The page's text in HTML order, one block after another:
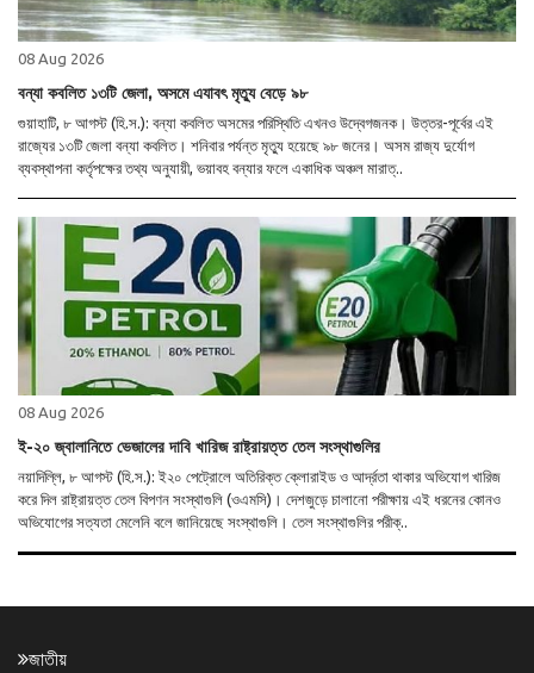
08 Aug 2026
বন্যা কবলিত ১৩টি জেলা, অসমে এযাবৎ মৃত্যু বেড়ে ৯৮
গুয়াহাটি, ৮ আগস্ট (হি.স.): বন্যা কবলিত অসমের পরিস্থিতি এখনও উদ্বেগজনক। উত্তর-পূর্বের এই
রাজ্যের ১৩টি জেলা বন্যা কবলিত। শনিবার পর্যন্ত মৃত্যু হয়েছে ৯৮ জনের। অসম রাজ্য দুর্যোগ
ব্যবস্থাপনা কর্তৃপক্ষের তথ্য অনুযায়ী, ভয়াবহ বন্যার ফলে একাধিক অঞ্চল মারাত্..
08 Aug 2026
ই-২০ জ্বালানিতে ভেজালের দাবি খারিজ রাষ্ট্রায়ত্ত তেল সংস্থাগুলির
নয়াদিল্লি, ৮ আগস্ট (হি.স.): ই২০ পেট্রোলে অতিরিক্ত ক্লোরাইড ও আর্দ্রতা থাকার অভিযোগ খারিজ
করে দিল রাষ্ট্রায়ত্ত তেল বিপণন সংস্থাগুলি (ওএমসি)। দেশজুড়ে চালানো পরীক্ষায় এই ধরনের কোনও
অভিযোগের সত্যতা মেলেনি বলে জানিয়েছে সংস্থাগুলি। তেল সংস্থাগুলির পরীক্..
জাতীয়